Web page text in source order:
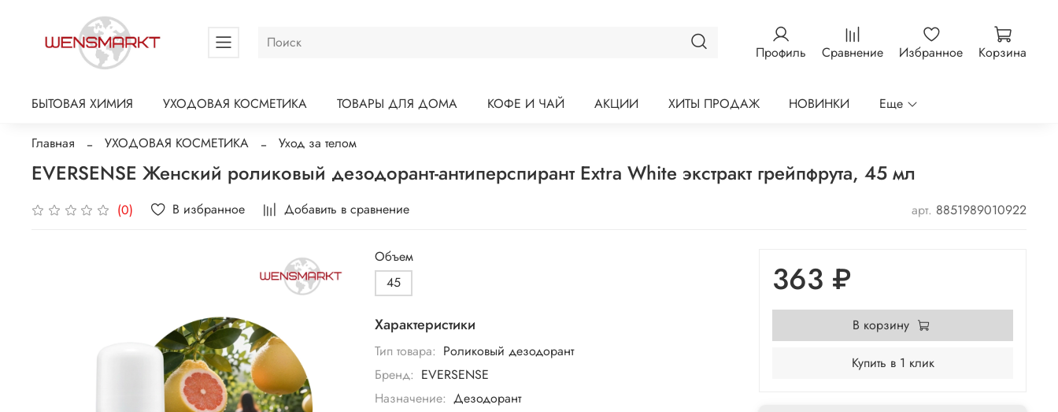
Профиль Сравнение Избранное Корзина
БЫТОВАЯ ХИМИЯ УХОДОВАЯ КОСМЕТИКА ТОВАРЫ ДЛЯ ДОМА КОФЕ И ЧАЙ АКЦИИ ХИТЫ ПРОДАЖ НОВИНКИ Еще
Главная УХОДОВАЯ КОСМЕТИКА Уход за телом
EVERSENSE Женский роликовый дезодорант-антиперспирант Extra White экстракт грейпфрута, 45 мл
(0) В избранное Добавить в сравнение арт. 8851989010922
Объем
45
Характеристики
Тип товара: Роликовый дезодорант
Бренд: EVERSENSE
Назначение: Дезодорант
363 ₽
В корзину
Купить в 1 клик